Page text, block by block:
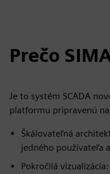
Prečo
Je to systém SCADA
platformu pripravenú
Škálovateľná
jedného používateľa
Pokročilá